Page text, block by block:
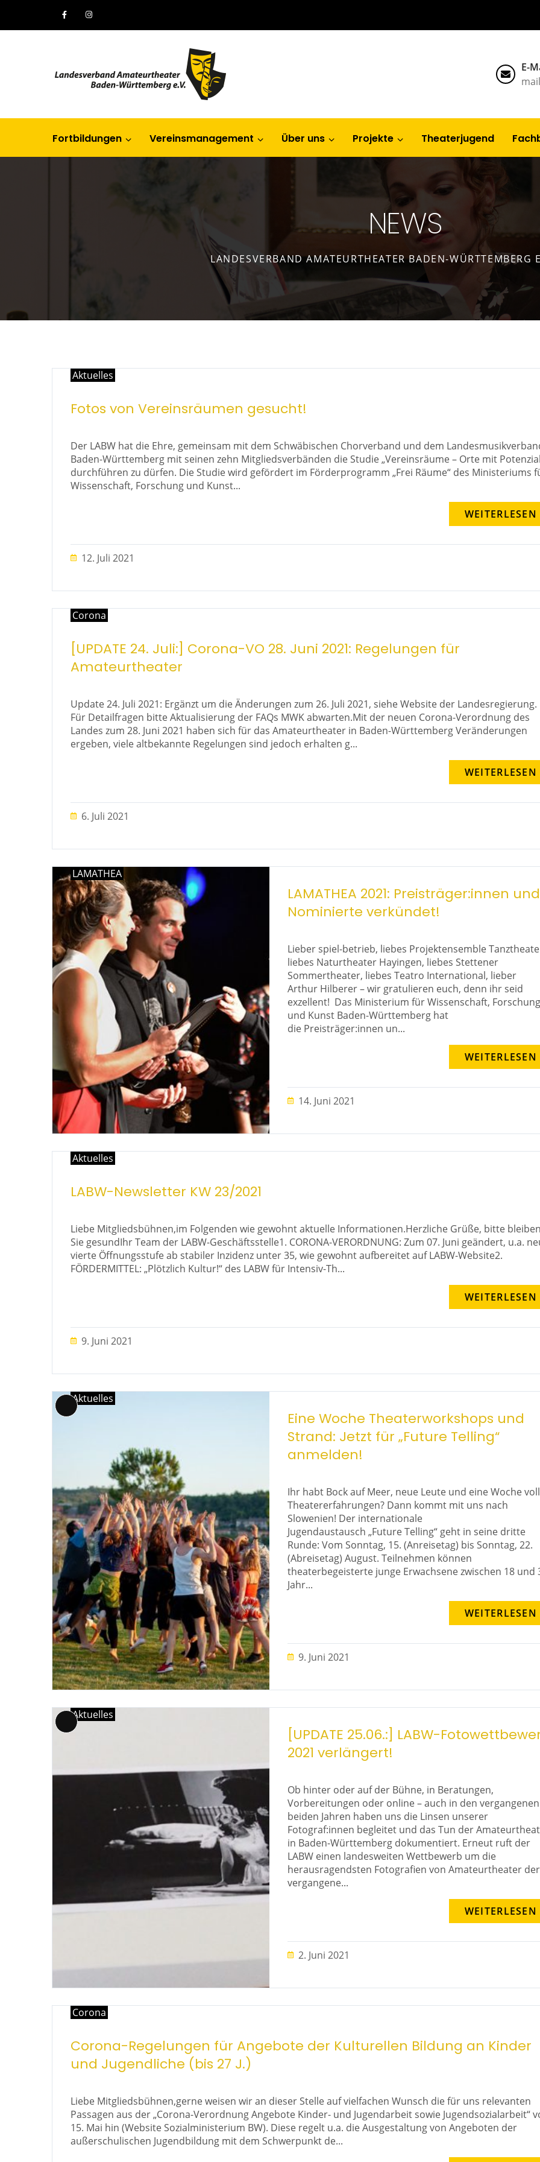
E-
Fortbildungen Vereinsmanagement Über uns Projekte Theaterjugend
NEWS
LANDESVERBAND AMATEURTHEATER BADEN-WÜRTTEMBERG
Aktuelles
Fotos von Vereinsräumen gesucht!
Der LABW hat die Ehre, gemeinsam mit dem Schwäbischen Chorverband und dem
Baden-Württemberg mit seinen zehn Mitgliedsverbänden die Studie „Vereinsräume – Orte mit
durchführen zu dürfen. Die Studie wird gefördert im Förderprogramm „Frei Räume“ des Ministeriums
Wissenschaft, Forschung und Kunst...
WEITERLESEN
12. Juli 2021
Corona
[UPDATE 24. Juli:] Corona-VO 28. Juni 2021: Regelungen für
Amateurtheater
Update 24. Juli 2021: Ergänzt um die Änderungen zum 26. Juli 2021, siehe Website der Landesregierung.
Für Detailfragen bitte Aktualisierung der FAQs MWK abwarten.Mit der neuen Corona-Verordnung des
Landes zum 28. Juni 2021 haben sich für das Amateurtheater in Baden-Württemberg Veränderungen
ergeben, viele altbekannte Regelungen sind jedoch erhalten g...
WEITERLESEN
6. Juli 2021
LAMATHEA
LAMATHEA 2021: Preisträger:innen und
Nominierte verkündet!
Lieber spiel-betrieb, liebes Projektensemble
liebes Naturtheater Hayingen, liebes Stettener
Sommertheater, liebes Teatro International, lieber
Arthur Hilberer – wir gratulieren euch, denn ihr seid
exzellent! Das Ministerium für Wissenschaft, Forschung
und Kunst Baden-Württemberg hat
die Preisträger:innen un...
WEITERLESEN
14. Juni 2021
Aktuelles
LABW-Newsletter KW 23/2021
Liebe Mitgliedsbühnen,im Folgenden wie gewohnt aktuelle Informationen.Herzliche Grüße, bitte
Sie gesundIhr Team der LABW-Geschäftsstelle1. CORONA-VERORDNUNG: Zum 07. Juni geändert, u.a.
vierte Öffnungsstufe ab stabiler Inzidenz unter 35, wie gewohnt aufbereitet auf LABW-Website2.
FÖRDERMITTEL: „Plötzlich Kultur!“ des LABW für Intensiv-Th...
WEITERLESEN
9. Juni 2021
Lange
Aktuelles
Eine Woche Theaterworkshops und
Strand: Jetzt für „Future Telling“
anmelden!
Ihr habt Bock auf Meer, neue Leute und eine Woche
Theatererfahrungen? Dann kommt mit uns nach
Slowenien! Der internationale
Jugendaustausch „Future Telling“ geht in seine dritte
Runde: Vom Sonntag, 15. (Anreisetag) bis Sonntag, 22.
(Abreisetag) August. Teilnehmen können
theaterbegeisterte junge Erwachsene zwischen 18 und
Jahr...
WEITERLESEN
9. Juni 2021
Lange
Aktuelles
[UPDATE 25.06.:] LABW-
2021 verlängert!
Ob hinter oder auf der Bühne, in Beratungen,
Vorbereitungen oder online – auch in den vergangenen
beiden Jahren haben uns die Linsen unserer
Fotograf:innen begleitet und das Tun der
in Baden-Württemberg dokumentiert. Erneut ruft der
LABW einen landesweiten Wettbewerb um die
herausragendsten Fotografien von Amateurtheater der
vergangene...
WEITERLESEN
2. Juni 2021
Corona
Corona-Regelungen für Angebote der Kulturellen Bildung an Kinder
und Jugendliche (bis 27 J.)
Liebe Mitgliedsbühnen,gerne weisen wir an dieser Stelle auf vielfachen Wunsch die für uns relevanten
Passagen aus der „Corona-Verordnung Angebote Kinder- und Jugendarbeit sowie Jugendsozialarbeit“
15. Mai hin (Website Sozialministerium BW). Diese regelt u.a. die Ausgestaltung von Angeboten der
außerschulischen Jugendbildung mit dem Schwerpunkt de...